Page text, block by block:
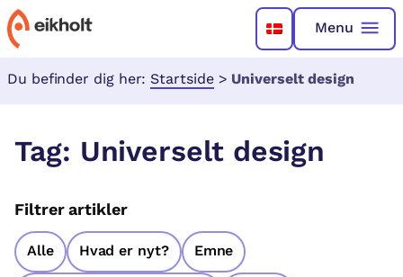
Menu
Du befinder dig her: Startside > Universelt design
Tag: Universelt design
Filtrer artikler
Alle Hvad er nyt? Emne